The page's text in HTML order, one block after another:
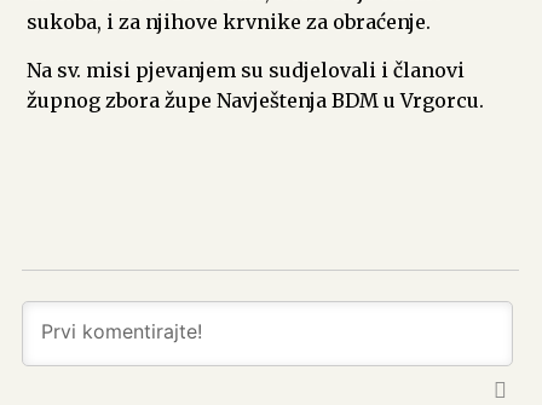
sukoba, i za njihove krvnike za obraćenje.
Na sv. misi pjevanjem su sudjelovali i članovi
župnog zbora župe Navještenja BDM u Vrgorcu.